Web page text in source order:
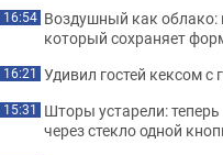
16:54 Воздушный как
который сохраняет
16:21 Удивил гостей кексом с
15:31 Шторы устарели:
через стекло одной